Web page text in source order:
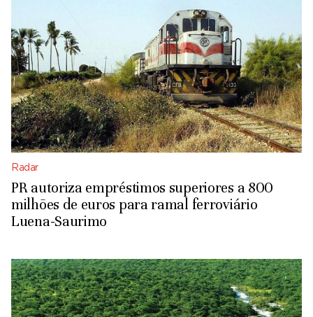
Radar
PR autoriza empréstimos superiores a 800
milhões de euros para ramal ferroviário
Luena-Saurimo